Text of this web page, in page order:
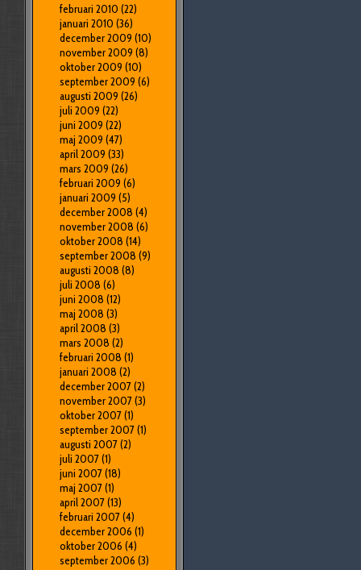
februari 2010 (22)
januari 2010 (36)
december 2009 (10)
november 2009 (8)
oktober 2009 (10)
september 2009 (6)
augusti 2009 (26)
juli 2009 (22)
juni 2009 (22)
maj 2009 (47)
april 2009 (33)
mars 2009 (26)
februari 2009 (6)
januari 2009 (5)
december 2008 (4)
november 2008 (6)
oktober 2008 (14)
september 2008 (9)
augusti 2008 (8)
juli 2008 (6)
juni 2008 (12)
maj 2008 (3)
april 2008 (3)
mars 2008 (2)
februari 2008 (1)
januari 2008 (2)
december 2007(2)
november 2007(3)
oktober 2007(1)
september 2007(1)
augusti 2007(2)
juli 2007(1)
juni 2007(18)
maj 2007(1)
april 2007(13)
februari 2007(4)
december 2006 (1)
oktober 2006 (4)
september 2006 (3)